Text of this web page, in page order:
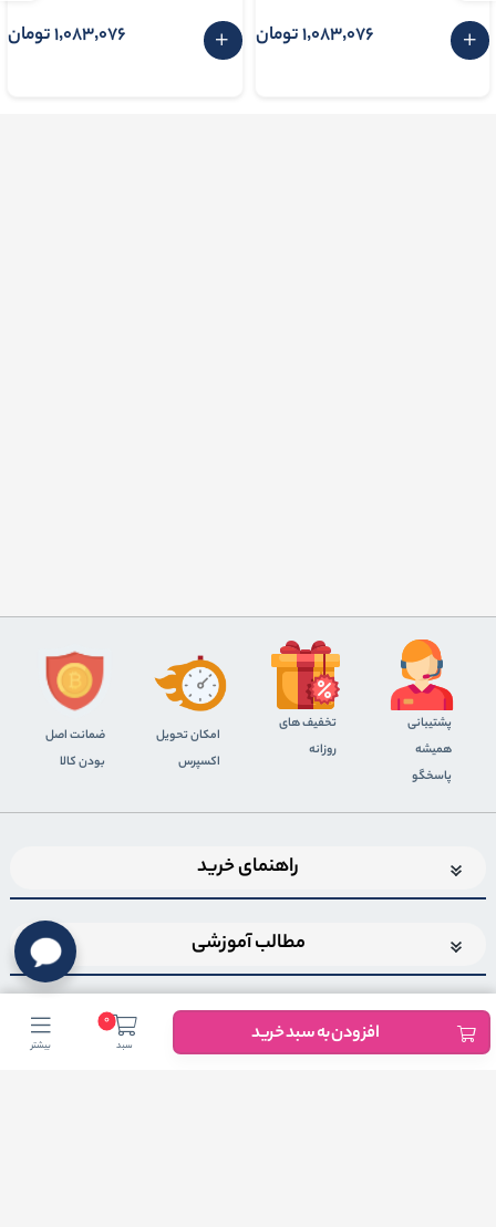
افزودن به سبد خرید
1٬083٬076 تومان 1٬083٬076 تومان
0
سبد بیشتر
پشتیبانی
همیشه
پاسخگو
تخفیف های
روزانه
اﻣﮑﺎن ﺗﺤﻮﯾﻞ
اﮐﺴﭙﺮس
ضمانت اصل
بودن کالا
راهنمای خرید
مطالب آموزشی